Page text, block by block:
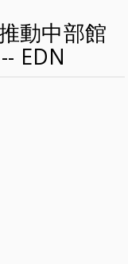
大匯集 --
動中部館
EDN